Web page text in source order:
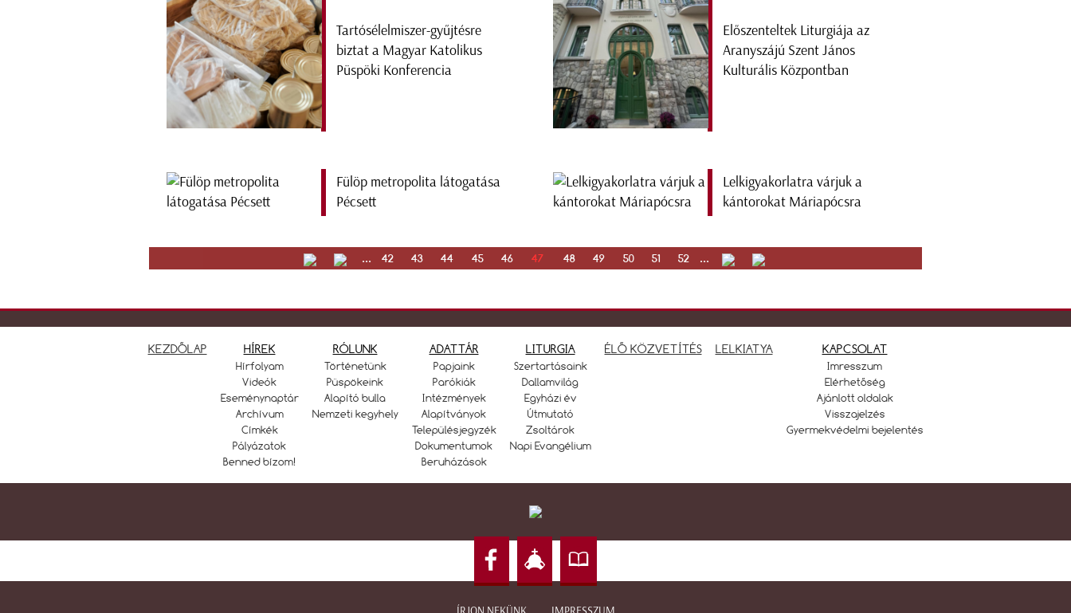
Tartósélelmiszer-gyűjtésre
biztat a Magyar Katolikus
Püspöki Konferencia
Előszenteltek Liturgiája az
Aranyszájú Szent János
Kulturális Központban
Fülöp metropolita látogatása
Pécsett
Lelkigyakorlatra várjuk a
kántorokat Máriapócsra
... 42 43 44 45 46 47 48 49 50 51 52 ...
KEZDŐLAP HÍREK
Hírfolyam
Videók
Eseménynaptár
Archívum
Címkék
Pályázatok
Benned bízom!
RÓLUNK
Történetünk
Püspökeink
Alapító bulla
Nemzeti kegyhely
ADATTÁR
Papjaink
Parókiák
Intézmények
Alapítványok
Településjegyzék
Dokumentumok
Beruházások
LITURGIA
Szertartásaink
Dallamvilág
Egyházi év
Útmutató
Zsoltárok
Napi Evangélium
ÉLŐ KÖZVETÍTÉS LELKIATYA KAPCSOLAT
Imresszum
Elérhetőség
Ajánlott oldalak
Visszajelzés
Gyermekvédelmi bejelentés